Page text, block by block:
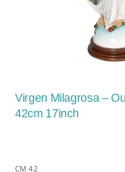
Virgen Milagrosa –
42cm 17inch
CM 42